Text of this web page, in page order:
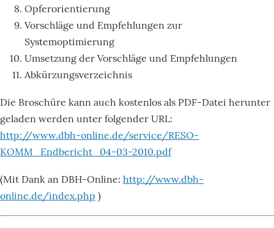
Opferorientierung
Vorschläge und Empfehlungen zur
Systemoptimierung
Umsetzung der Vorschläge und Empfehlungen
Abkürzungsverzeichnis
Die Broschüre kann auch kostenlos als PDF-Datei herunter
geladen werden unter folgender URL:
http://www.dbh-online.de/service/RESO-
KOMM_Endbericht_04-03-2010.pdf
(Mit Dank an DBH-Online: http://www.dbh-
online.de/index.php )